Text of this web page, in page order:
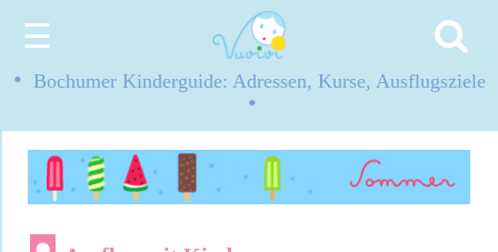
☰
• Bochumer Kinderguide: Adressen, Kurse, Ausflugsziele
•